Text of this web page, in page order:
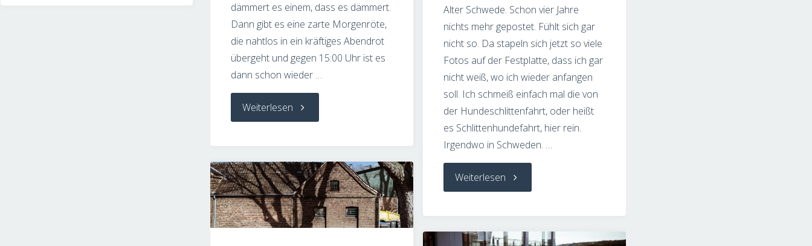
dämmert es einem, dass es dämmert.
Dann gibt es eine zarte Morgenröte,
die nahtlos in ein kräftiges Abendrot
übergeht und gegen 15:00 Uhr ist es
dann schon wieder …
Weiterlesen"Fotodings
Rundgelutschte
Nordlandfelsen"
Alter Schwede. Schon vier Jahre
nichts mehr gepostet. Fühlt sich gar
nicht so. Da stapeln sich jetzt so viele
Fotos auf der Festplatte, dass ich gar
nicht weiß, wo ich wieder anfangen
soll. Ich schmeiß einfach mal die von
der Hundeschlittenfahrt, oder heißt
es Schlittenhundefahrt, hier rein.
Irgendwo in Schweden. …
Weiterlesen"Fotodings
Schlittenhundefahrt